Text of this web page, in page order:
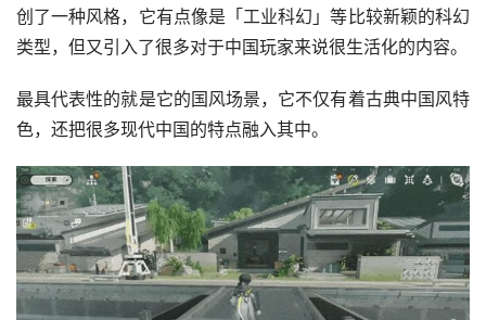
创了一种风格，它有点像是「工业科幻」等比较新颖的科幻
类型，但又引入了很多对于中国玩家来说很生活化的内容。
最具代表性的就是它的国风场景，它不仅有着古典中国风特
色，还把很多现代中国的特点融入其中。